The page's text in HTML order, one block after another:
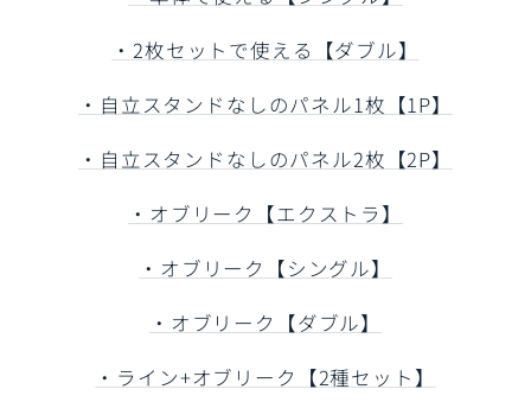
・2枚セットで使える【ダブル】
・自立スタンドなしのパネル1枚【1P】
・自立スタンドなしのパネル2枚【2P】
・オブリーク【エクストラ】
・オブリーク【シングル】
・オブリーク【ダブル】
・ライン+オブリーク【2種セット】